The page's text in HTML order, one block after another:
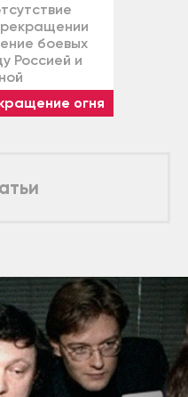
боевых
Россией и
огня